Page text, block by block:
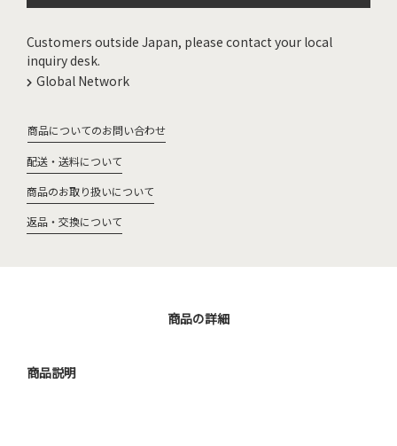
Customers outside Japan, please contact your local
inquiry desk.
Global Network
商品についてのお問い合わせ
配送・送料について
商品のお取り扱いについて
返品・交換について
商品の詳細
商品説明